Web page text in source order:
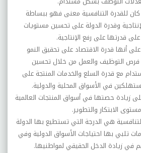
كان للقدرة التنافسية معنى فهو ببساطة
وقدرة الدولة على تحسين مستويات
قدرتها على رفع الإنتاجية.
أنها قدرة الاقتصاد على تحقيق النمو
فرص التوظيف والعمل من خلال تحسين
مع قدرة السلع والخدمات المنتجة على
في الأسواق المحلية والدولية.
زيادة حصتها في أسواق المنتجات العالمية
الابتكار والتطوير.
هي الدرجة التي تستطيع بها الدولة
تلبي بها احتياجات الأسواق الدولية وفي
زيادة الدخل الحقيقي لمواطنيها.